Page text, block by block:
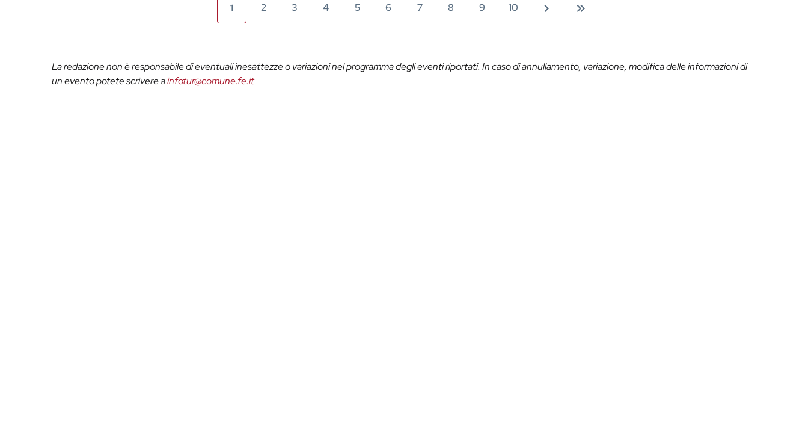
1 2 3 4 5 6 7 8 9 10
La redazione non è responsabile di eventuali inesattezze o variazioni nel programma degli eventi riportati. In caso di annullamento, variazione, modifica delle informazioni di
un evento potete scrivere ainfotur@comune.fe.it